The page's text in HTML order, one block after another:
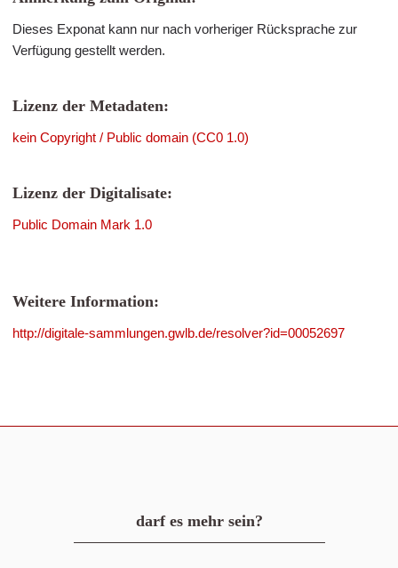
Dieses Exponat kann nur nach vorheriger Rücksprache zur
Verfügung gestellt werden.
Lizenz der Metadaten:
kein Copyright / Public domain (CC0 1.0)
Lizenz der Digitalisate:
Public Domain Mark 1.0
Weitere Information:
http://digitale-sammlungen.gwlb.de/resolver?id=00052697
darf es mehr sein?